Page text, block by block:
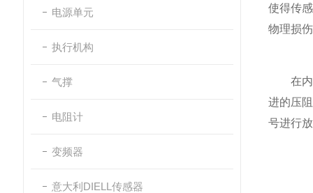
电源单元
执行机构
气撑
电阻计
变频器
意大利DIELL传感器
使得传
物理损
在内部
进的压
号进行